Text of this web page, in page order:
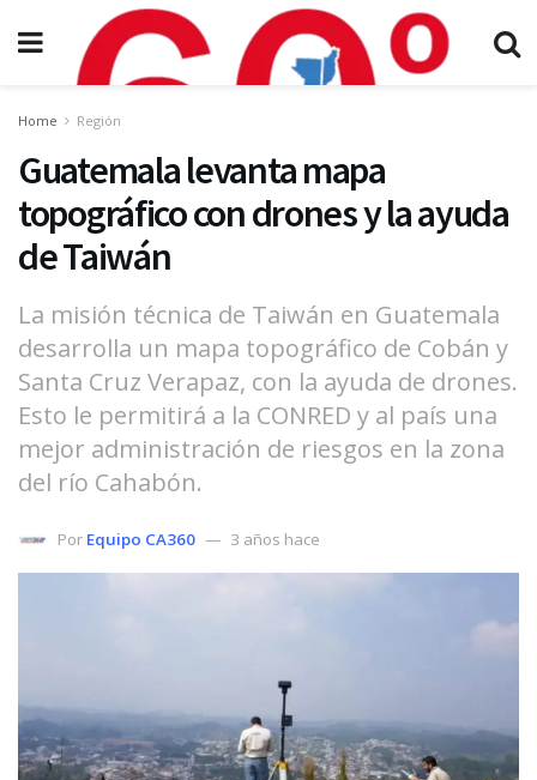
Home Región
Guatemala levanta mapa
topográfico con drones y la ayuda
de Taiwán
La misión técnica de Taiwán en Guatemala
desarrolla un mapa topográfico de Cobán y
Santa Cruz Verapaz, con la ayuda de drones.
Esto le permitirá a la CONRED y al país una
mejor administración de riesgos en la zona
del río Cahabón.
Por Equipo CA360 3 años hace